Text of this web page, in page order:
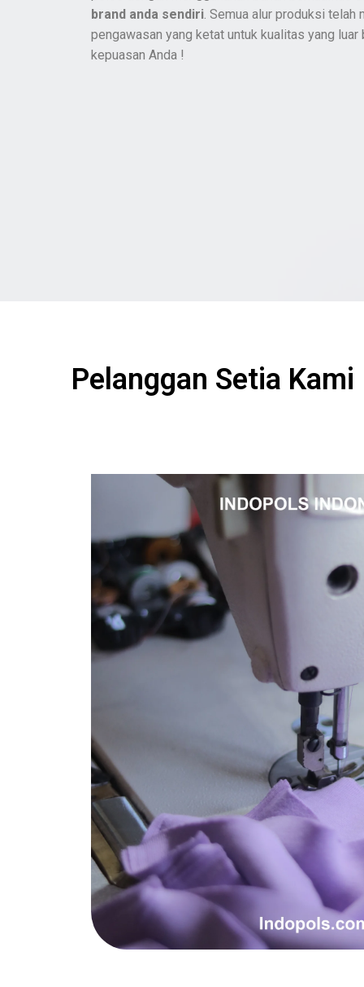
brand anda sendiri. Semua alur produksi telah
pengawasan yang ketat untuk kualitas yang
kepuasan Anda !
Pelanggan Setia Kami